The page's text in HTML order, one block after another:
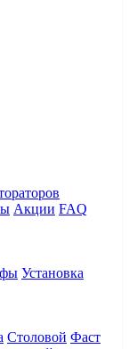
Акции FAQ
Установка
Столовой Фаст